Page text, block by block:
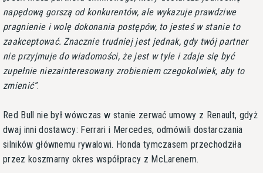
napędową gorszą od konkurentów, ale wykazuje prawdziwe
pragnienie i wolę dokonania postępów, to jesteś w stanie to
zaakceptować. Znacznie trudniej jest jednak, gdy twój partner
nie przyjmuje do wiadomości, że jest w tyle i zdaje się być
zupełnie niezainteresowany zrobieniem czegokolwiek, aby to
zmienić .
Red Bull nie był wówczas w stanie zerwać umowy z Renault, gdyż
dwaj inni dostawcy: Ferrari i Mercedes, odmówili dostarczania
silników głównemu rywalowi. Honda tymczasem przechodziła
przez koszmarny okres współpracy z McLarenem.